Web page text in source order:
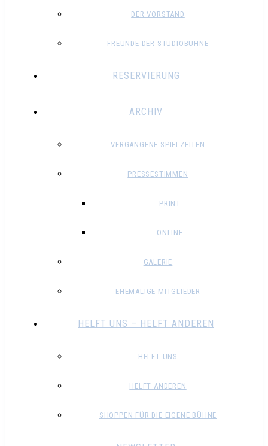
DER VORSTAND
FREUNDE DER STUDIOBÜHNE
RESERVIERUNG
ARCHIV
VERGANGENE SPIELZEITEN
PRESSESTIMMEN
PRINT
ONLINE
GALERIE
EHEMALIGE MITGLIEDER
HELFT UNS – HELFT ANDEREN
HELFT UNS
HELFT ANDEREN
SHOPPEN FÜR DIE EIGENE BÜHNE